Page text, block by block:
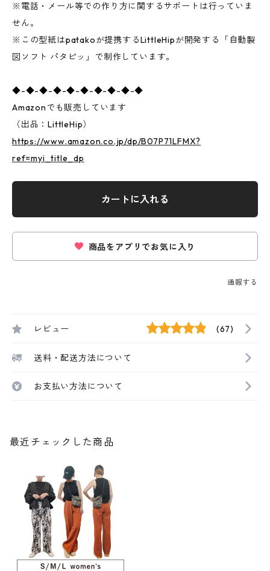
※電話・メール等での作り方に関するサポートは行っていま
せん。
※この型紙はpatakoが提携するLittleHipが開発する「自動製
図ソフト パタピッ」で制作しています。
◆-◆-◆-◆-◆-◆-◆-◆-◆-◆
Amazonでも販売しています
（出品：LittleHip）
https://www.amazon.co.jp/dp/B07P71LFMX?
ref=myi_title_dp
カートに入れる
商品をアプリでお気に入り
通報する
レビュー (67)
送料・配送方法について
お支払い方法について
最近チェックした商品